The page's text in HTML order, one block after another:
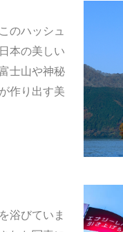
のハッシュ
本の美しい
士山や神秘
作り出す美
浴びていま